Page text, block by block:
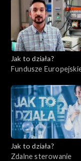
Jak to działa?
Fundusze
Jak to działa?
Zdalne sterowanie